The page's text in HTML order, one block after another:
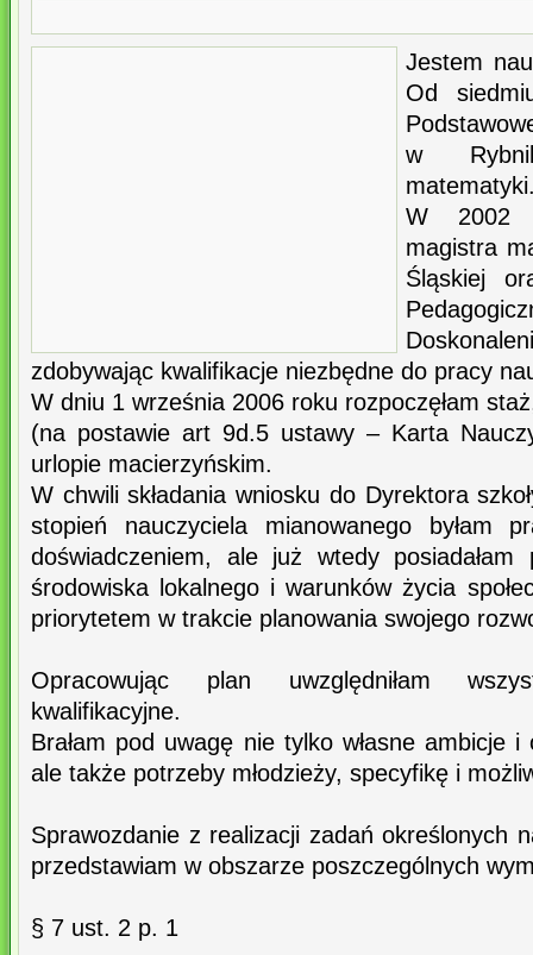
Jestem
Od
w
W 2002
magistra
Śląskiej
zdobywając kwalifikacje niezbędne do pracy
W dniu 1 września 2006 roku rozpoczęłam
(na postawie art 9d.5 ustawy – Karta
urlopie macierzyńskim.
W chwili składania wniosku do Dyrektora
stopień nauczyciela mianowanego byłam
doświadczeniem, ale już wtedy
środowiska lokalnego i warunków życia
priorytetem w trakcie planowania swojego
Opracowując plan uwzględniłam
kwalifikacyjne.
Brałam pod uwagę nie tylko własne ambicje
ale także potrzeby młodzieży, specyfikę i
Sprawozdanie z realizacji zadań określonych
przedstawiam w obszarze poszczególnych
§ 7 ust. 2 p. 1